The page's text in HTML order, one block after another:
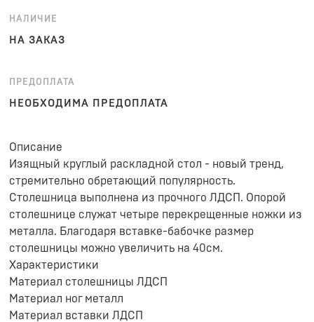
НАЛИЧИЕ
НА ЗАКАЗ
ПРЕДОПЛАТА
НЕОБХОДИМА ПРЕДОПЛАТА
Описание
Изящный круглый раскладной стол - новый тренд,
стремительно обретающий популярность.
Столешница выполнена из прочного ЛДСП. Опорой
столешнице служат четыре перекрещенные ножки из
металла. Благодаря вставке-бабочке размер
столешницы можно увеличить на 40см.
Характеристики
Материал столешницы ЛДСП
Материал ног металл
Материал вставки ЛДСП